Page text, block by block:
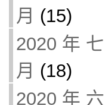
月 (15)
2020 年 七
月 (18)
2020 年 六